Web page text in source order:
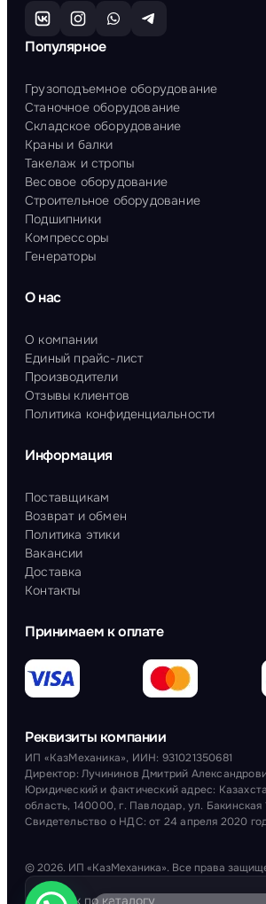
Популярное
Грузоподъемное оборудование
Станочное оборудование
Складское оборудование
Краны и балки
Такелаж и стропы
Весовое оборудование
Строительное оборудование
Подшипники
Компрессоры
Генераторы
О нас
О компании
Единый прайс-лист
Производители
Отзывы клиентов
Политика конфиденциальности
Информация
Поставщикам
Возврат и обмен
Политика этики
Вакансии
Доставка
Контакты
Принимаем к оплате
Реквизиты компании
ИП «КазМеханика», ИИН: 931021350681
Директор: Лучининов Дмитрий
Юридический и фактический адрес:
область, 140000, г. Павлодар, ул.
Свидетельство о НДС: от 24 апреля 2020
© 2026. ИП «КазМеханика». Все права